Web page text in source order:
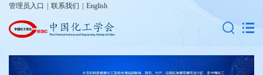
管理员入口 联系我们 English